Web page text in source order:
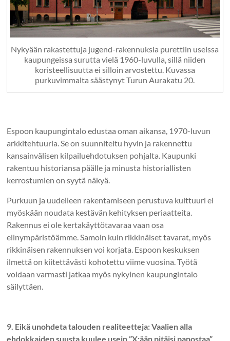
Nykyään rakastettuja jugend-rakennuksia purettiin useissa
kaupungeissa surutta vielä 1960-luvulla, sillä niiden
koristeellisuutta ei silloin arvostettu. Kuvassa
purkuvimmalta säästynyt Turun Aurakatu 20.
Espoon kaupungintalo edustaa oman aikansa, 1970-luvun
arkkitehtuuria. Se on suunniteltu hyvin ja rakennettu
kansainvälisen kilpailuehdotuksen pohjalta. Kaupunki
rakentuu historiansa päälle ja minusta historiallisten
kerrostumien on syytä näkyä.
Purkuun ja uudelleen rakentamiseen perustuva kulttuuri ei
myöskään noudata kestävän kehityksen periaatteita.
Rakennus ei ole kertakäyttötavaraa vaan osa
elinympäristöämme. Samoin kuin rikkinäiset tavarat, myös
rikkinäisen rakennuksen voi korjata. Espoon keskuksen
ilmettä on kiitettävästi kohotettu viime vuosina. Työtä
voidaan varmasti jatkaa myös nykyinen kaupungintalo
säilyttäen.
9. Eikä unohdeta talouden realiteetteja: Vaalien alla
ehdokkaiden suusta kuulee usein ”X:ään pitäisi panostaa”